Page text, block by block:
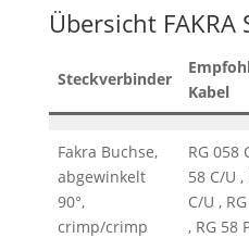
Übersicht
Steckverbinder
Kabel
Fakra Buchse,
abgewinkelt
90°,
crimp/crimp
RG 058
58 C/U ,
C/U ,
, RG 58